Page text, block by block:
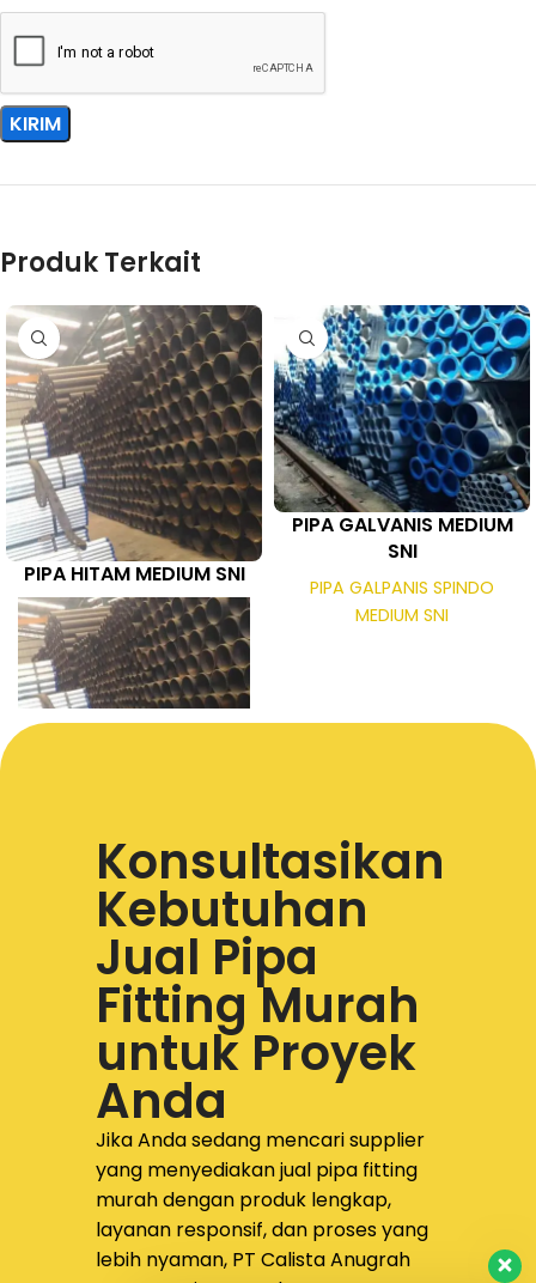
Produk Terkait
PIPA HITAM MEDIUM SNI
PIPA GALVANIS MEDIUM
SNI
PIPA GALPANIS SPINDO
MEDIUM SNI
Konsultasikan
Kebutuhan
Jual Pipa
Fitting Murah
untuk Proyek
Anda
Jika Anda sedang mencari supplier
yang menyediakanjual pipa fitting
murah dengan produk lengkap,
layanan responsif, dan proses yang
lebih nyaman, PT Calista Anugrah